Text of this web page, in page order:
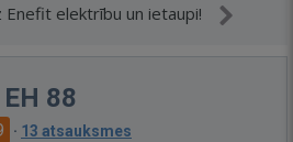
Enefit elektrību un ietaupi!
88
· 13 atsauksmes